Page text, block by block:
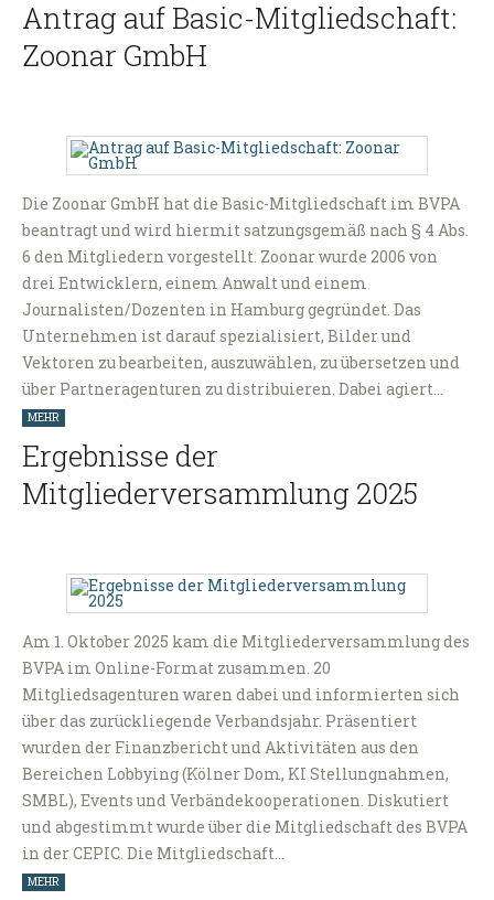
Antrag auf Basic-Mitgliedschaft:
Zoonar GmbH
Die Zoonar GmbH hat die Basic-Mitgliedschaft im BVPA
beantragt und wird hiermit satzungsgemäß nach § 4 Abs.
6 den Mitgliedern vorgestellt. Zoonar wurde 2006 von
drei Entwicklern, einem Anwalt und einem
Journalisten/Dozenten in Hamburg gegründet. Das
Unternehmen ist darauf spezialisiert, Bilder und
Vektoren zu bearbeiten, auszuwählen, zu übersetzen und
über Partneragenturen zu distribuieren. Dabei agiert…
MEHR
Ergebnisse der
Mitgliederversammlung 2025
Am 1. Oktober 2025 kam die Mitgliederversammlung des
BVPA im Online-Format zusammen. 20
Mitgliedsagenturen waren dabei und informierten sich
über das zurückliegende Verbandsjahr. Präsentiert
wurden der Finanzbericht und Aktivitäten aus den
Bereichen Lobbying (Kölner Dom, KI Stellungnahmen,
SMBL), Events und Verbändekooperationen. Diskutiert
und abgestimmt wurde über die Mitgliedschaft des BVPA
in der CEPIC. Die Mitgliedschaft…
MEHR